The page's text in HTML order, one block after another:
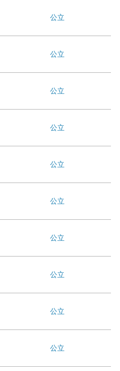
公立
公立
公立
公立
公立
公立
公立
公立
公立
公立